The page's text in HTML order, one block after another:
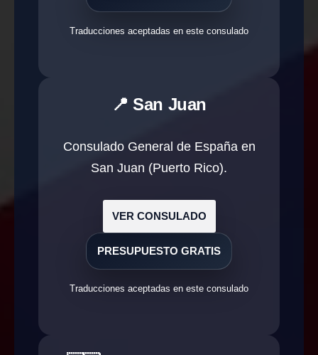
Traducciones aceptadas en este consulado
📍 San Juan
Consulado General de España en
San Juan (Puerto Rico).
VER CONSULADO
PRESUPUESTO GRATIS
Traducciones aceptadas en este consulado